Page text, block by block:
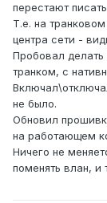
перестают
Т.е. на
центра сети -
Пробовал
транком, с
не было.
Обновил
на работающем
Ничего не
поменять влан, и